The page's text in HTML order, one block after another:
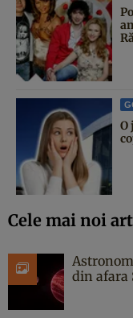
O
Cele mai noi
din afara